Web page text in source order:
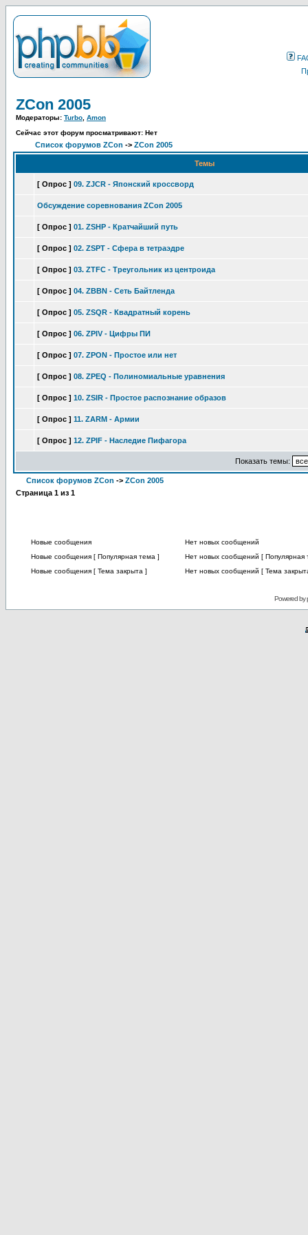
ZCon 2005
Модераторы: Turbo Amon
Сейчас этот форум просматривают: Нет
Список форумов ZCon -> ZCon 2005
Темы
[ Опрос ] 09. ZJCR - Японский кроссворд
Обсуждение соревнования ZCon 2005
[ Опрос ] 01. ZSHP - Кратчайший путь
[ Опрос ] 02. ZSPT - Сфера в тетраэдре
[ Опрос ] 03. ZTFC - Треугольник из центроида
[ Опрос ] 04. ZBBN - Сеть Байтленда
[ Опрос ] 05. ZSQR - Квадратный корень
[ Опрос ] 06. ZPIV - Цифры ПИ
[ Опрос ] 07. ZPON - Простое или нет
[ Опрос ] 08. ZPEQ - Полиномиальные уравнения
[ Опрос ] 10. ZSIR - Простое распознание образов
[ Опрос ] 11. ZARM - Армии
[ Опрос ] 12. ZPIF - Наследие Пифагора
Показать темы:
Список форумов ZCon -> ZCon 2005
Страница 1 из 1
Новые сообщения
Нет новых сообщений
Новые сообщения [ Популярная тема ]
Нет новых сообщений [ Популярная
Новые сообщения [ Тема закрыта ]
Нет новых сообщений [ Тема
Powered by